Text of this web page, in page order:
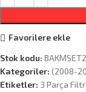
Favorilere ekle
Stok kodu:
Kategoriler: (2008-
Etiketler: 3 Parça